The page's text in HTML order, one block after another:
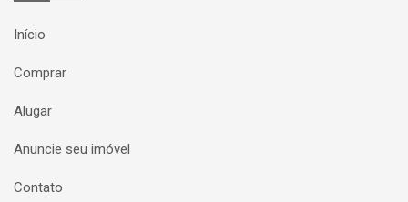
Início
Comprar
Alugar
Anuncie seu imóvel
Contato